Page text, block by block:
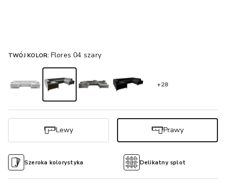
TWÓJ KOLOR: Flores 04 szary
Szeroka kolorystyka Delikatny splot
+28
Lewy Prawy